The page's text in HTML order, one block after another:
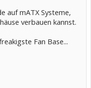
auf mATX Systeme,
verbauen kannst.
Fan Base...